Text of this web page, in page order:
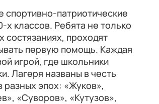
спортивно-патриотические
х классов. Ребята не только
состязаниях, проходят
первую помощь. Каждая
игрой, где школьники
Лагеря названы в честь
эпох: «Жуков»,
«Суворов», «Кутузов»,